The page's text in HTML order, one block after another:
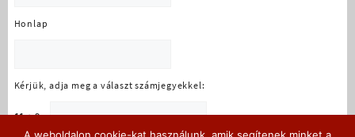
Honlap
Kérjük, adja meg a választ számjegyekkel:
11 + 9 =